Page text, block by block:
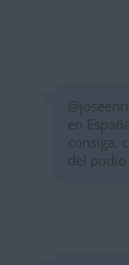
en
consiga,
del podio